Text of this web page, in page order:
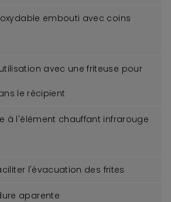
embouti avec coins
avec une friteuse pour
le récipient
à l'élément chauffant infrarouge
l'évacuation des frites
aparente